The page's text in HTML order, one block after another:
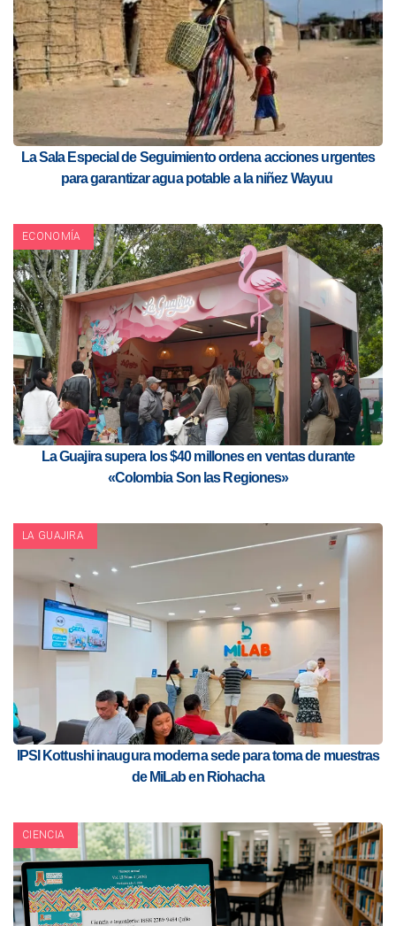
La Sala Especial de Seguimiento ordena acciones urgentes
para garantizar agua potable a la niñez Wayuu
ECONOMÍA
La Guajira supera los $40 millones en ventas durante
«Colombia Son las Regiones»
LA GUAJIRA
IPSI Kottushi inaugura moderna sede para toma de muestras
de MiLab en Riohacha
CIENCIA